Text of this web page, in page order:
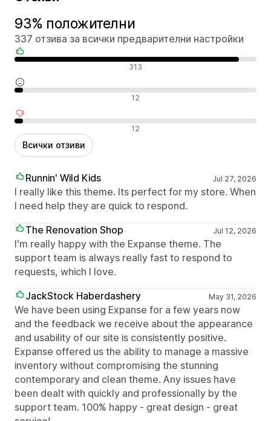
93% положителни
337 отзива за всички предварителни настройки
Положителни отзиви 313
Неутрални отзиви 12
Отрицателни отзиви 12
Всички отзиви
Runnin' Wild Kids Jul 27, 2026
I really like this theme. Its perfect for my store. When
I need help they are quick to respond.
The Renovation Shop
Jul 12, 2026
I'm really happy with the Expanse theme. The
support team is always really fast to respond to
requests, which I love.
JackStock Haberdashery
May 31, 2026
We have been using Expanse for a few years now
and the feedback we receive about the appearance
and usability of our site is consistently positive.
Expanse offered us the ability to manage a massive
inventory without compromising the stunning
contemporary and clean theme. Any issues have
been dealt with quickly and professionally by the
support team. 100% happy - great design - great